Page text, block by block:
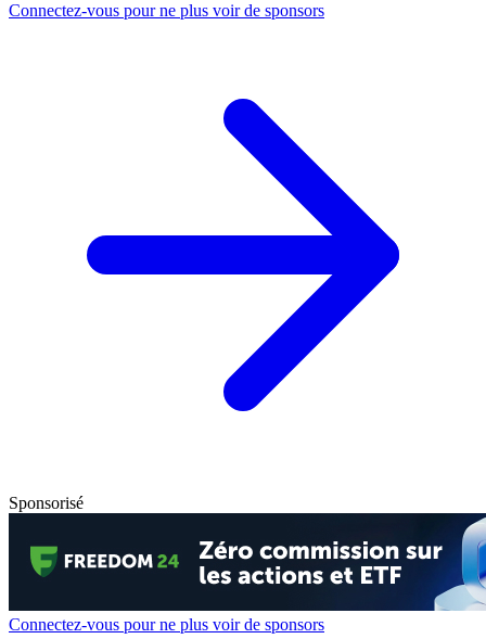
Connectez-vous pour ne plus voir de sponsors
Sponsorisé
Connectez-vous pour ne plus voir de sponsors